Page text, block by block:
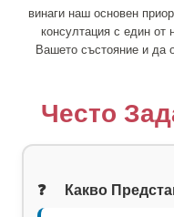
винаги наш основен
консултация с един от
Вашето състояние и да
Често
Какво